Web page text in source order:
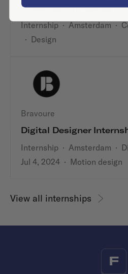
Presentation Agency
Internship · Amsterdam ·
· Design
Bravoure
Digital Designer
Internship · Amsterdam ·
Jul 4, 2024 · Motion design
View all internships
F